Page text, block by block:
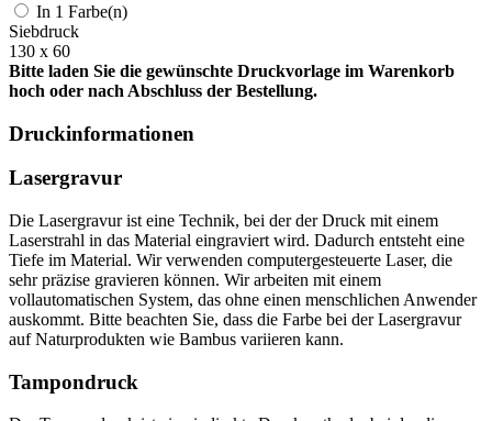
In 1 Farbe(n)
Siebdruck
130 x 60
Bitte laden Sie die gewünschte Druckvorlage im Warenkorb
hoch oder nach Abschluss der Bestellung.
Druckinformationen
Lasergravur
Die Lasergravur ist eine Technik, bei der der Druck mit einem
Laserstrahl in das Material eingraviert wird. Dadurch entsteht eine
Tiefe im Material. Wir verwenden computergesteuerte Laser, die
sehr präzise gravieren können. Wir arbeiten mit einem
vollautomatischen System, das ohne einen menschlichen Anwender
auskommt. Bitte beachten Sie, dass die Farbe bei der Lasergravur
auf Naturprodukten wie Bambus variieren kann.
Tampondruck